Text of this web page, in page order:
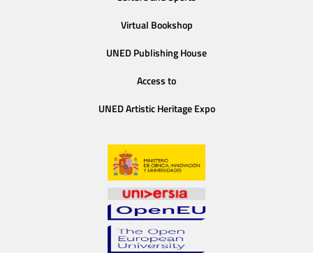
Virtual Bookshop
UNED Publishing House
Access to
UNED Artistic Heritage Expo